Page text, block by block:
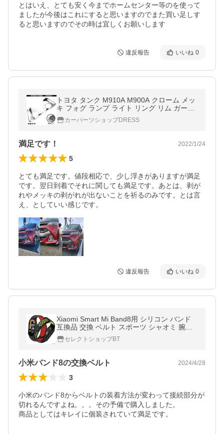
とはいえ、とても安く今までホームセンター等のを使って
ましたが今後はこれにすると思いますのでまた買い足しす
ると思いますのでその時は宜しくお願いします
違反報告 いいね 0
トヨタ タンク M910A M900A クローム メッ
キ フォグ ランプ ライト リング リム ガーニ
ッシュ トリム
カーパーツショップDRESS
満足です！ 2022/1/24
5
とても満足です。値段相応で、少し浮きがありますが満足
です。翌日到着でそれに関しても満足です。あとは、剥が
れやメッキの剥がれが出ないことを祈るのみです。とは言
え、としていい感じです。
違反報告 いいね 0
Xiaomi Smart Mi Band8用 シリコン バンド
互換品 交換 ベルト スポーツ シャオミ 腕時
計 スマートウォッチ 調節 交換用 時計 耐水
カジュアル オシャレ 装着
セレクトショップBT
小米バンド8の交換ベルト 2024/4/28
3
小米のバンド8からベルトの装着方法が変わって接続部分が
切れるんですよね。。。その予備で購入しました。
商品としてはキレイに個装されていて満足です。